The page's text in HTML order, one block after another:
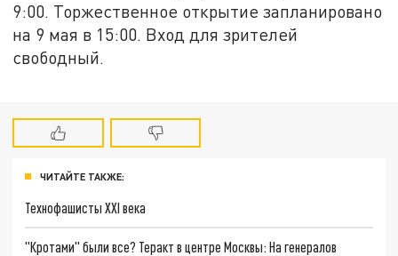
9:00. Торжественное открытие запланировано
на 9 мая в 15:00. Вход для зрителей
свободный.
ЧИТАЙТЕ ТАКЖЕ:
Технофашисты XXI века
"Кротами" были все? Теракт в центре Москвы: На генералов